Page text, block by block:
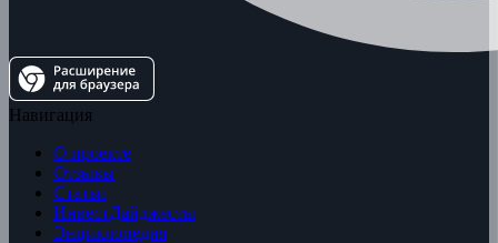
Навигация
О проекте
Отзывы
Статьи
ИнвестДайджесты
Энциклопедия